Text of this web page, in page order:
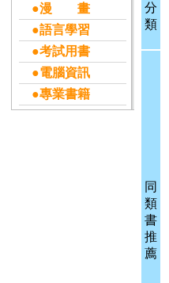
●漫 畫
●語言學習
●考試用書
●電腦資訊
●專業書籍
分
類
同
類
書
推
薦